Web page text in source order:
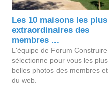
Les 10 maisons les plus
extraordinaires des
membres ...
L'équipe de Forum Construire
sélectionne pour vous les plus
belles photos des membres et
du web.